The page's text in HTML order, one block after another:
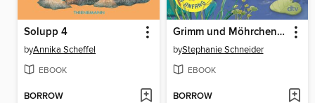
Solupp 4
byAnnika Scheffel
EBOOK
BORROW
Grimm und Möhrchen machen das Seepferdchen
byStephanie Schneider
EBOOK
BORROW